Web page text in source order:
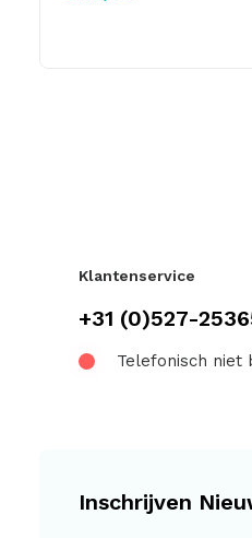
Klantenservice
+31 (0)527-
Telefonisch niet
Inschrijven